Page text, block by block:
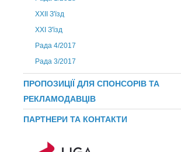
ХХІІ З'їзд
XXI З'їзд
Рада 4/2017
Рада 3/2017
ПРОПОЗИЦІЇ ДЛЯ СПОНСОРІВ ТА
РЕКЛАМОДАВЦІВ
ПАРТНЕРИ ТА КОНТАКТИ